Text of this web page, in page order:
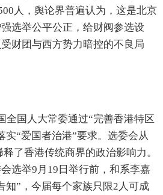
人，舆论界普遍认为，这是北京
选举公平公正，给财阀参选设
财团与西方势力暗控的不良局
全国人大常委通过“完善香港特区
实“爱国者治港”要求。选委会从
了香港传统商界的政治影响力。
选举9月19日举行前，和系李嘉
知”，今届每个家族只限2人可成